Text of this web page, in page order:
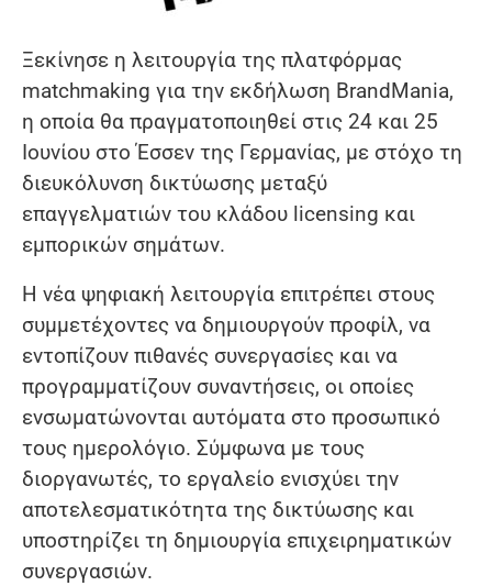
Ξεκίνησε η λειτουργία της πλατφόρμας
matchmaking για την εκδήλωση BrandMania,
η οποία θα πραγματοποιηθεί στις 24 και 25
Ιουνίου στο Έσσεν της Γερμανίας, με στόχο τη
διευκόλυνση δικτύωσης μεταξύ
επαγγελματιών του κλάδου licensing και
εμπορικών σημάτων.
Η νέα ψηφιακή λειτουργία επιτρέπει στους
συμμετέχοντες να δημιουργούν προφίλ, να
εντοπίζουν πιθανές συνεργασίες και να
προγραμματίζουν συναντήσεις, οι οποίες
ενσωματώνονται αυτόματα στο προσωπικό
τους ημερολόγιο. Σύμφωνα με τους
διοργανωτές, το εργαλείο ενισχύει την
αποτελεσματικότητα της δικτύωσης και
υποστηρίζει τη δημιουργία επιχειρηματικών
συνεργασιών.